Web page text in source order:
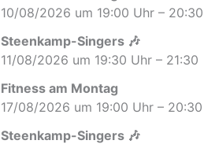
10/08/2026 um 19:00 Uhr – 20:30
Steenkamp-Singers 🎶
11/08/2026 um 19:30 Uhr – 21:30
Fitness am Montag
17/08/2026 um 19:00 Uhr – 20:30
Steenkamp-Singers 🎶